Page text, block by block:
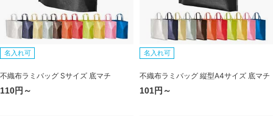
名入れ可
不織布ラミバッグ Sサイズ 底マチ
110円～
名入れ可
不織布ラミバッグ 縦型A4サイズ 底マチ
101円～